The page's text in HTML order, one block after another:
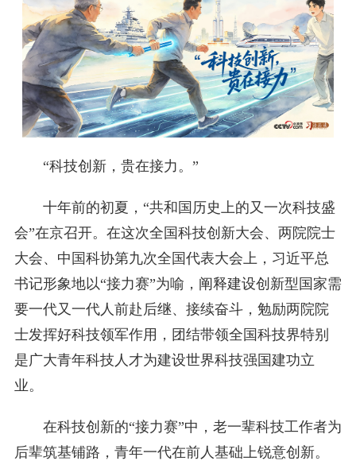
“科技创新，贵在接力。”
十年前的初夏，“共和国历史上的又一次科技盛
会”在京召开。在这次全国科技创新大会、两院院士
大会、中国科协第九次全国代表大会上，习近平总
书记形象地以“接力赛”为喻，阐释建设创新型国家需
要一代又一代人前赴后继、接续奋斗，勉励两院院
士发挥好科技领军作用，团结带领全国科技界特别
是广大青年科技人才为建设世界科技强国建功立
业。
在科技创新的“接力赛”中，老一辈科技工作者为
后辈筑基铺路，青年一代在前人基础上锐意创新。